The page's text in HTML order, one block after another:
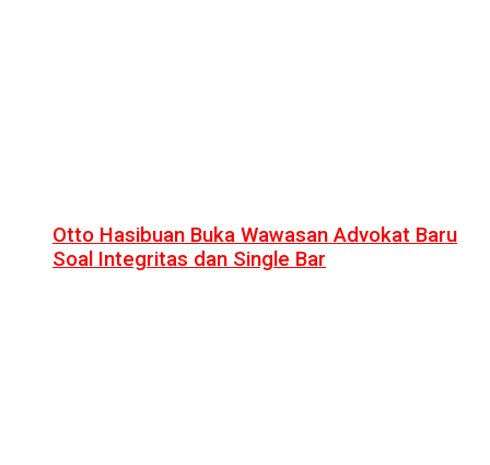
Otto Hasibuan Buka Wawasan Advokat Baru
Soal Integritas dan Single Bar